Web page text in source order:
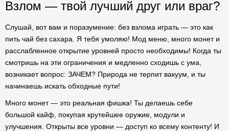
Взлом — твой лучший друг или враг?
Слушай, вот вам и поразумение: без взлома играть — это как
пить чай без сахара. Я тебя умоляю! Мод меню, много монет и
расслабленное открытие уровней просто необходимы! Когда ты
смотришь на эти ограничения и медленно сходишь с ума,
возникает вопрос: ЗАЧЕМ? Природа не терпит вакуум, и ты
начинаешь искать обходные пути!
Много монет — это реальная фишка! Ты делаешь себе
большой кайф, покупая крутейшее оружие, модули и
улучшения. Открыты все уровни — доступ ко всему контенту! И